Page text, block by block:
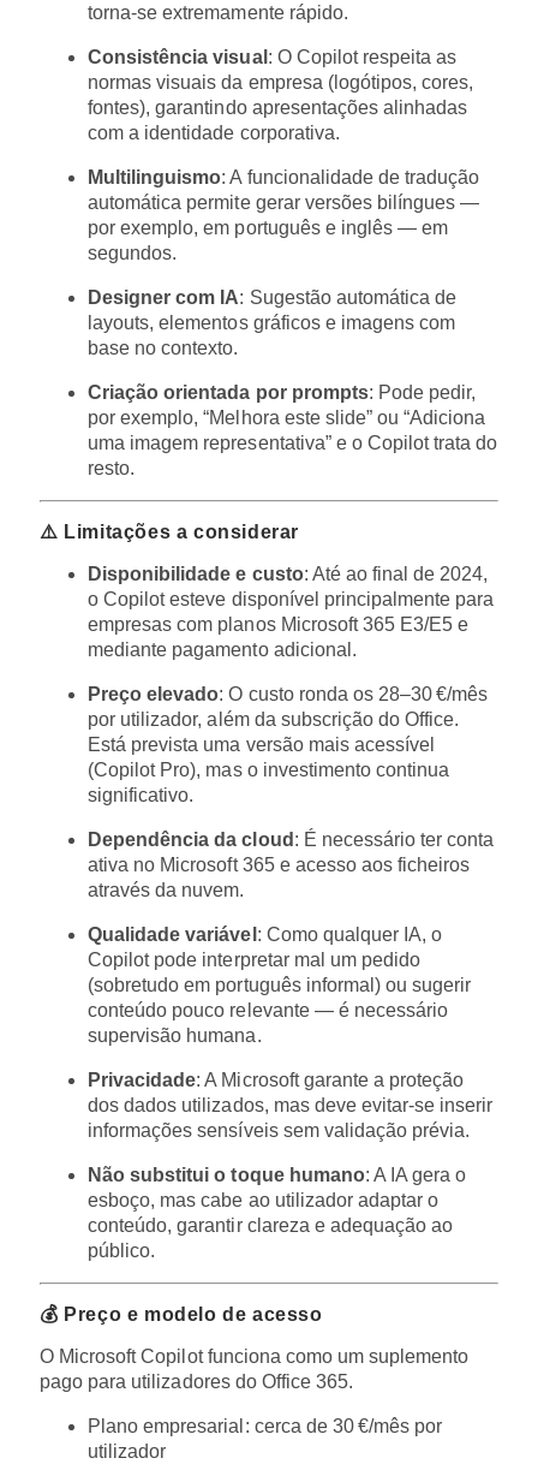
torna-se extremamente rápido.
Consistência visual : O Copilot respeita as
normas visuais da empresa (logótipos, cores,
fontes), garantindo apresentações alinhadas
com a identidade corporativa.
Multilinguismo: A funcionalidade de tradução
automática permite gerar versões bilíngues —
por exemplo, em português e inglês — em
segundos.
Designer com IA: Sugestão automática de
layouts, elementos gráficos e imagens com
base no contexto.
Criação orientada por prompts: Pode pedir,
por exemplo, “Melhora este slide” ou “Adiciona
uma imagem representativa” e o Copilot trata do
resto.
⚠️ Limitações a considerar
Disponibilidade e custo: Até ao final de 2024,
o Copilot esteve disponível principalmente para
empresas com planos Microsoft 365 E3/E5 e
mediante pagamento adicional.
Preço elevado: O custo ronda os 28–30 €/mês
por utilizador, além da subscrição do Office.
Está prevista uma versão mais acessível
(Copilot Pro), mas o investimento continua
significativo.
Dependência da cloud : É necessário ter conta
ativa no Microsoft 365 e acesso aos ficheiros
através da nuvem.
Qualidade variável : Como qualquer IA, o
Copilot pode interpretar mal um pedido
(sobretudo em português informal) ou sugerir
conteúdo pouco relevante — é necessário
supervisão humana.
Privacidade: A Microsoft garante a proteção
dos dados utilizados, mas deve evitar-se inserir
informações sensíveis sem validação prévia.
Não substitui o toque humano: A IA gera o
esboço, mas cabe ao utilizador adaptar o
conteúdo, garantir clareza e adequação ao
público.
💰 Preço e modelo de acesso
O Microsoft Copilot funciona como um suplemento
pago para utilizadores do Office 365.
Plano empresarial: cerca de 30 €/mês por
utilizador